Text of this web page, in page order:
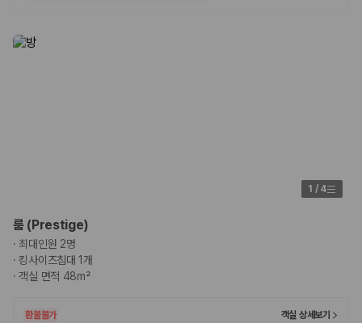
확인합니다.
실시간 예약:
제주렌트카 최저가는 차량 기본요금만으로 판단하기 어렵습니다. 보험 포
함 여부, 면책금, 보상 한도, 옵션 비용, 취소 수수료를 함께 확인해야 실제
로 저렴한 차량을 고를 수 있습니다.
2. 보험 조건은 가격만큼 중요합니다
완전자차와 슈퍼자차는 업체별 보장 범위가 다를 수 있습니다. 카모아에서
수준을 선택할 수 있습니다.
1 / 4
룸 (Prestige)
· 최대인원 2명
·킹사이즈침대 1개
·객실 면적 48m²
환불불가
객실 상세보기